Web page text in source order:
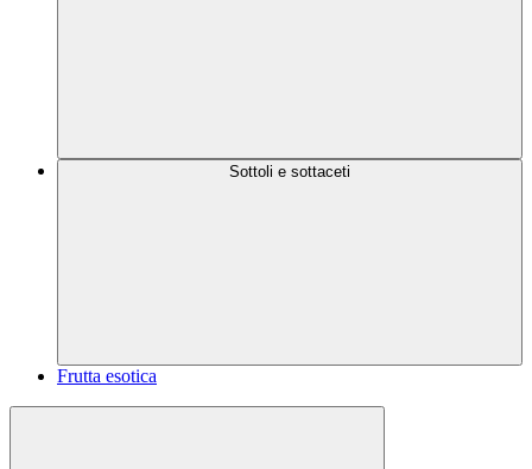
Sottoli e sottaceti
Frutta esotica